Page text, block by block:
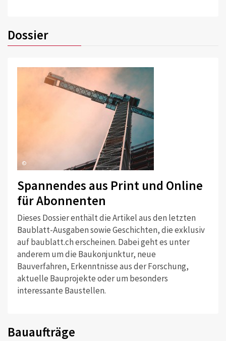
Dossier
©
Spannendes aus Print und Online
für Abonnenten
Dieses Dossier enthält die Artikel aus den letzten
Baublatt-Ausgaben sowie Geschichten, die exklusiv
auf baublatt.ch erscheinen. Dabei geht es unter
anderem um die Baukonjunktur, neue
Bauverfahren, Erkenntnisse aus der Forschung,
aktuelle Bauprojekte oder um besonders
interessante Baustellen.
Bauaufträge